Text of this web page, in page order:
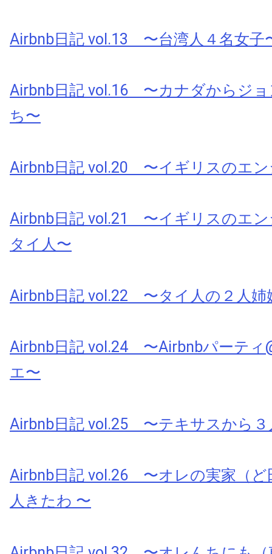
Airbnb日記 vol.13 〜台湾人４名女子
Airbnb日記 vol.16 〜カナダからジ
ち〜
Airbnb日記 vol.20 〜イギリスのエ
Airbnb日記 vol.21 〜イギリスのエ
タイ人〜
Airbnb日記 vol.22 〜タイ人の２人姉
Airbnb日記 vol.24 〜Airbnbパーティ
エ〜
Airbnb日記 vol.25 〜テキサスから３
Airbnb日記 vol.26 〜オレの実家（ど
人きたわ 〜